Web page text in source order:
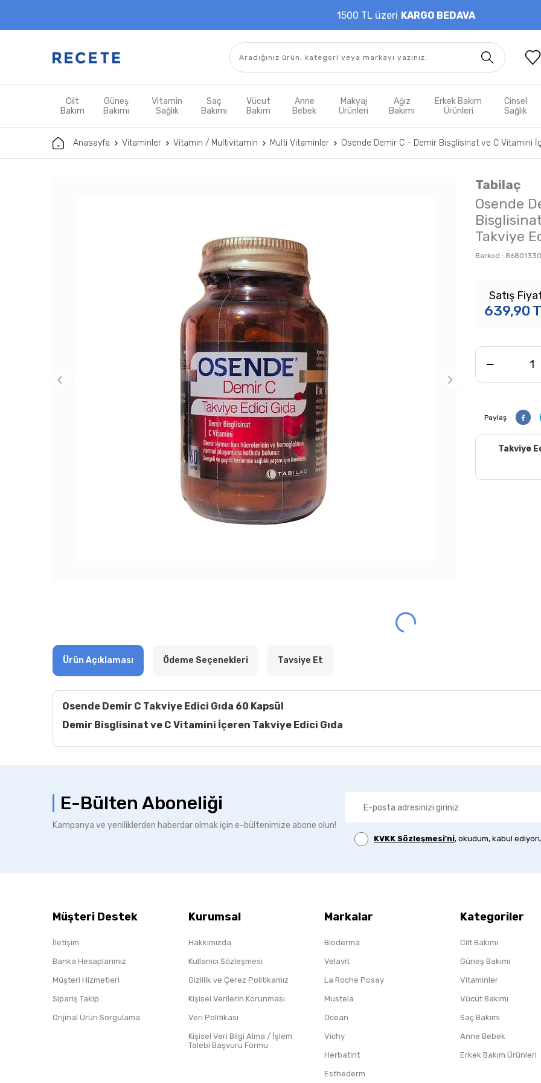
1500 TL üzeri KARGO BEDAVA
Cilt
Bakım
Güneş
Bakımı
Vitamin
Sağlık
Saç
Bakımı
Vücut
Bakım
Anne
Bebek
Makyaj
Ürünleri
Ağız
Bakımı
Erkek Bakım
Ürünleri
Cinsel
Sağlık
Anasayfa Vitaminler Vitamin / Multivitamin Multi Vitaminler Osende Demir C - Demir Bisglisinat ve C Vitamini
Tabilaç
Osende
Takviye
Barkod :
Satış
639,90
Paylaş
Takviye
Ürün Açıklaması Ödeme Seçenekleri Tavsiye Et
Osende Demir C Takviye Edici Gıda 60 Kapsül
Demir Bisglisinat ve C Vitamini İçeren Takviye Edici Gıda
E-Bülten Aboneliği
Kampanya ve yeniliklerden haberdar olmak için e-bültenimize abone olun!
KVKK Sözleşmesi'ni, okudum, kabul
Müşteri Destek
İletişim
Banka Hesaplarımız
Müşteri Hizmetleri
Sipariş Takip
Orijinal Ürün Sorgulama
Kurumsal
Hakkımızda
Kullanıcı Sözleşmesi
Gizlilik ve Çerez Politikamız
Kişisel Verilerin Korunması
Veri Politikası
Kişisel Veri Bilgi Alma / İşlem
Talebi Başvuru Formu
Markalar
Bioderma
Velavit
La Roche Posay
Mustela
Ocean
Vichy
Herbatint
Esthederm
Kategoriler
Cilt Bakımı
Güneş Bakımı
Vitaminler
Vücut Bakımı
Saç Bakımı
Anne Bebek
Erkek Bakım Ürünleri